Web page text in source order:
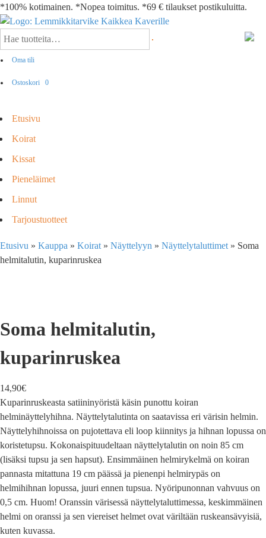
*100% kotimainen. *Nopea toimitus. *69 € tilaukset postikuluitta.
Oma tili
Ostoskori 0
Etusivu
Koirat
Kissat
Pieneläimet
Linnut
Tarjoustuotteet
Etusivu » Kauppa » Koirat » Näyttelyyn » Näyttelytaluttimet » Soma
helmitalutin, kuparinruskea
Soma helmitalutin,
kuparinruskea
14,90€
Kuparinruskeasta satiininyöristä käsin punottu koiran
helminäyttelyhihna. Näyttelytalutinta on saatavissa eri värisin helmin.
Näyttelyhihnoissa on pujotettava eli loop kiinnitys ja hihnan lopussa on
koristetupsu. Kokonaispituudeltaan näyttelytalutin on noin 85 cm
(lisäksi tupsu ja sen hapsut). Ensimmäinen helmirykelmä on koiran
pannasta mitattuna 19 cm päässä ja pienenpi helmirypäs on
helmihihnan lopussa, juuri ennen tupsua. Nyöripunonnan vahvuus on
0,5 cm. Huom! Oranssin värisessä näyttelytaluttimessa, keskimmäinen
helmi on oranssi ja sen viereiset helmet ovat väriltään ruskeansävyisiä,
kuten kuvassa.